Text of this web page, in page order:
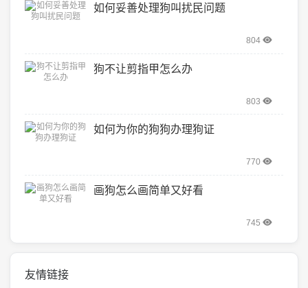
如何妥善处理狗叫扰民问题
804
狗不让剪指甲怎么办
803
如何为你的狗狗办理狗证
770
画狗怎么画简单又好看
745
友情链接